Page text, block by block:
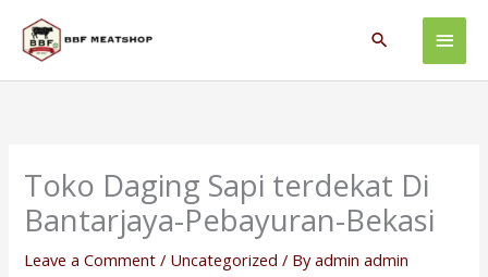
content
Main
Search
Toko Daging Sapi terdekat Di
Bantarjaya-Pebayuran-Bekasi
Leave a Comment / Uncategorized / Byadmin admin